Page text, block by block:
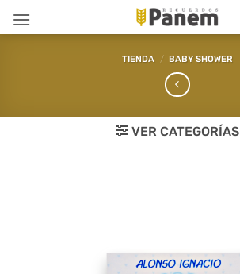
TIENDA / BABY SHOWER
VER CATEGORÍAS